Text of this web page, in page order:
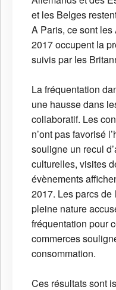
et les Belges
A Paris, ce sont
2017 occupent la
suivis par les
La fréquentation
une hausse dans
collaboratif. Les
n’ont pas favorisé
souligne un recul
culturelles, visites
évènements
2017. Les parcs
pleine nature
fréquentation pour
commerces
consommation.
Ces résultats sont